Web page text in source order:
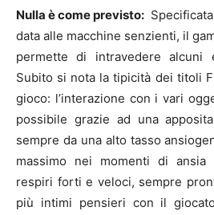
Nulla è come previsto:
data alle macchine senzienti, il
permette di intravedere alcuni
Subito si nota la tipicità dei titoli
gioco: l’interazione con i vari
possibile grazie ad una
sempre da una alto tasso
massimo nei momenti di ansia
respiri forti e veloci, sempre
più intimi pensieri con il